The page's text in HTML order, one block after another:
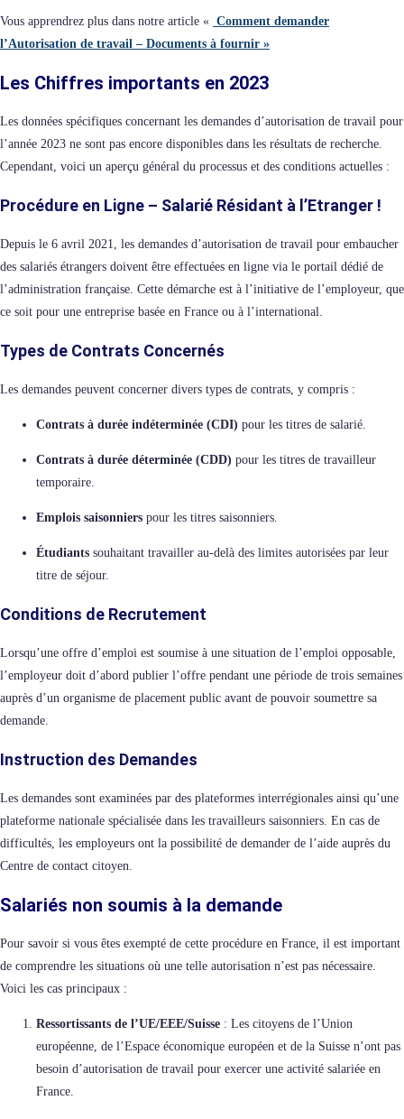
Vous apprendrez plus dans notre article « Comment demander
l’Autorisation de travail – Documents à fournir »
Les Chiffres importants en 2023
Les données spécifiques concernant les demandes d’autorisation de travail pour
l’année 2023 ne sont pas encore disponibles dans les résultats de recherche.
Cependant, voici un aperçu général du processus et des conditions actuelles :
Procédure en Ligne – Salarié Résidant à l’Etranger !
Depuis le 6 avril 2021, les demandes d’autorisation de travail pour embaucher
des salariés étrangers doivent être effectuées en ligne via le portail dédié de
l’administration française. Cette démarche est à l’initiative de l’employeur, que
ce soit pour une entreprise basée en France ou à l’international.
Types de Contrats Concernés
Les demandes peuvent concerner divers types de contrats, y compris :
Contrats à durée indéterminée (CDI) pour les titres de salarié.
Contrats à durée déterminée (CDD) pour les titres de travailleur
temporaire.
Emplois saisonniers pour les titres saisonniers.
Étudiants souhaitant travailler au-delà des limites autorisées par leur
titre de séjour.
Conditions de Recrutement
Lorsqu’une offre d’emploi est soumise à une situation de l’emploi opposable,
l’employeur doit d’abord publier l’offre pendant une période de trois semaines
auprès d’un organisme de placement public avant de pouvoir soumettre sa
demande.
Instruction des Demandes
Les demandes sont examinées par des plateformes interrégionales ainsi qu’une
plateforme nationale spécialisée dans les travailleurs saisonniers. En cas de
difficultés, les employeurs ont la possibilité de demander de l’aide auprès du
Centre de contact citoyen.
Salariés non soumis à la demande
Pour savoir si vous êtes exempté de cette procédure en France, il est important
de comprendre les situations où une telle autorisation n’est pas nécessaire.
Voici les cas principaux :
Ressortissants de l’UE/EEE/Suisse : Les citoyens de l’Union
européenne, de l’Espace économique européen et de la Suisse n’ont pas
besoin d’autorisation de travail pour exercer une activité salariée en
France.